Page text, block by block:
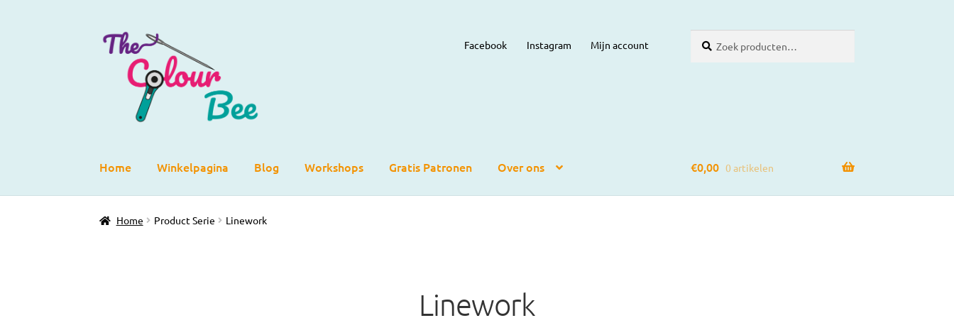
Ga
door
navigatie
Ga
direct
Facebook Instagram Mijn account
naar:
Home Winkelpagina Blog Workshops Gratis Patronen Over ons €0,00 0 artikelen
Home Product Serie Linework
Linework